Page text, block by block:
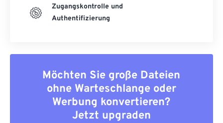
Zugangskontrolle und
Authentifizierung
Möchten Sie große Dateien
ohne Warteschlange oder
Werbung konvertieren?
Jetzt upgraden